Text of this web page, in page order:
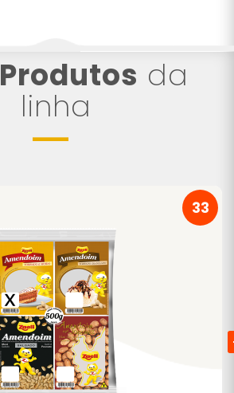
Produtos da
linha
33